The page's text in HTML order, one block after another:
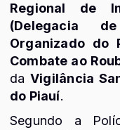
Regional de
(Delegacia
Organizado do
Combate ao
daVigilância
do Piauí.
Segundo a